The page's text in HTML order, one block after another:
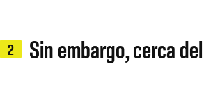
2 Sin embargo, cerca